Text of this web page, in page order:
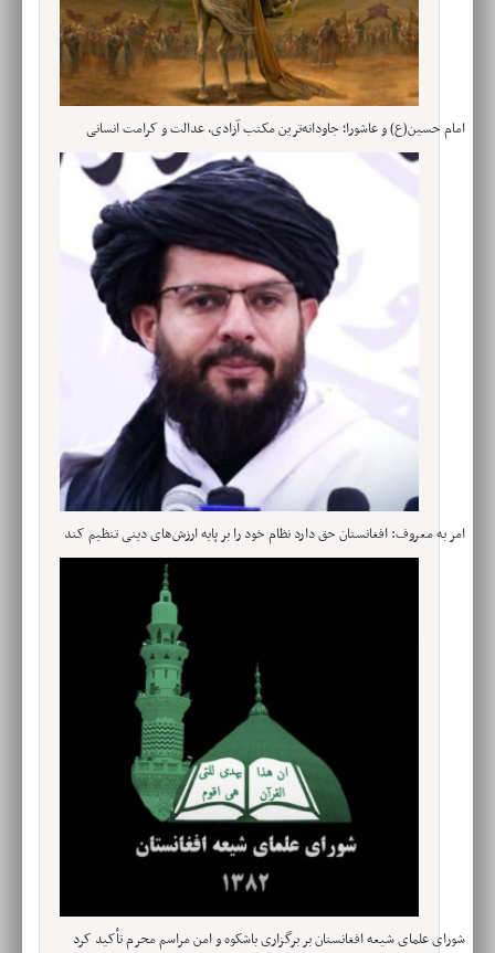
امام حسین(ع) و عاشورا؛ جاودانه‌ترین مکتب آزادی، عدالت و کرامت انسانی
امر به معروف: افغانستان حق دارد نظام خود را بر پایه ارزش‌های دینی تنظیم کند
شورای علمای شیعه افغانستان بر برگزاری باشکوه و امن مراسم محرم تأکید کرد